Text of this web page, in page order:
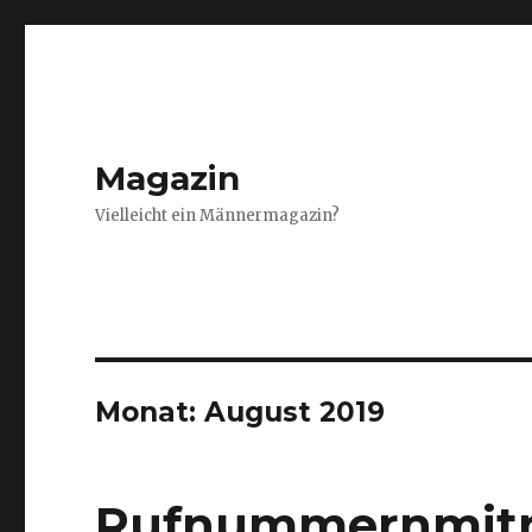
Magazin
Vielleicht ein Männermagazin?
Monat: August 2019